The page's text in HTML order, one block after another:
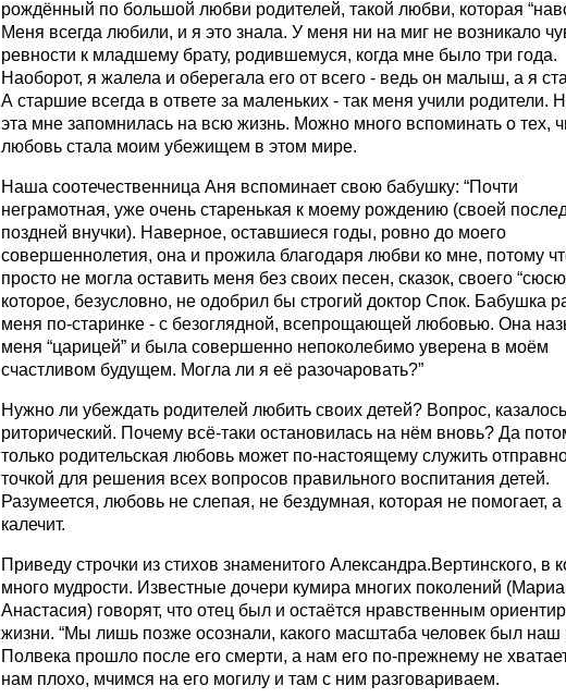
рождённый по большой любви родителей, такой любви, которая
Меня всегда любили, и я это знала. У меня ни на миг не возникало
ревности к младшему брату, родившемуся, когда мне было три года.
Наоборот, я жалела и оберегала его от всего - ведь он малыш, а я
А старшие всегда в ответе за маленьких - так меня учили родители.
эта мне запомнилась на всю жизнь. Можно много вспоминать о тех,
любовь стала моим убежищем в этом мире.
Наша соотечественница Аня вспоминает свою бабушку: “Почти
неграмотная, уже очень старенькая к моему рождению (своей
поздней внучки). Наверное, оставшиеся годы, ровно до моего
совершеннолетия, она и прожила благодаря любви ко мне, потому
просто не могла оставить меня без своих песен, сказок, своего
которое, безусловно, не одобрил бы строгий доктор Спок. Бабушка
меня по-старинке - с безоглядной, всепрощающей любовью. Она
меня “царицей” и была совершенно непоколебимо уверена в моём
счастливом будущем. Могла ли я её разочаровать?”
Нужно ли убеждать родителей любить своих детей? Вопрос,
риторический. Почему всё-таки остановилась на нём вновь? Да
только родительская любовь может по-настоящему служить
точкой для решения всех вопросов правильного воспитания детей.
Разумеется, любовь не слепая, не бездумная, которая не помогает, а
калечит.
Приведу строчки из стихов знаменитого Александра.Вертинского, в
много мудрости. Известные дочери кумира многих поколений
Анастасия) говорят, что отец был и остаётся нравственным
жизни. “Мы лишь позже осознали, какого масштаба человек был наш
Полвека прошло после его смерти, а нам его по-прежнему не
нам плохо, мчимся на его могилу и там с ним разговариваем.